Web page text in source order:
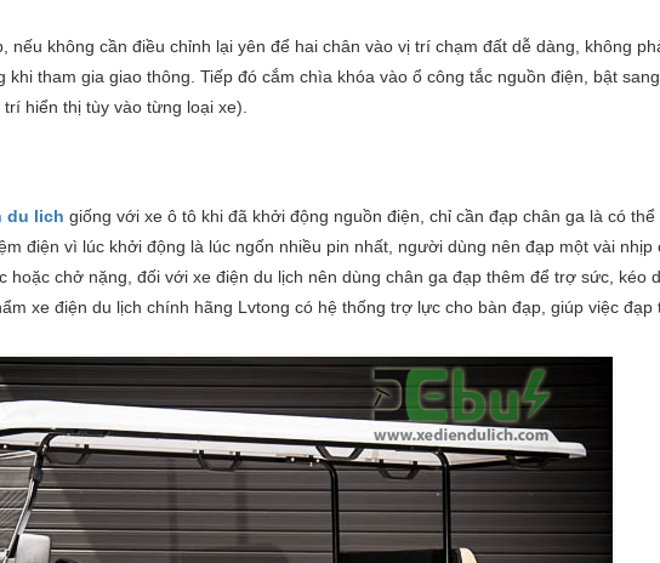
nếu không cần điều chỉnh lại yên để hai chân vào vị trí chạm đất dễ dàng, không
tham gia giao thông. Tiếp đó cắm chìa khóa vào ổ công tắc nguồn điện, bật
hiển thị tùy vào từng loại xe).
du lich giống với xe ô tô khi đã khởi động nguồn điện, chỉ cần đạp chân ga là có thể
điện vì lúc khởi động là lúc ngốn nhiều pin nhất, người dùng nên đạp một vài nhịp
hoặc chở nặng, đối với xe điện du lịch nên dùng chân ga đạp thêm để trợ sức, kéo
xe điện du lịch chính hãng Lvtong có hệ thống trợ lực cho bàn đạp, giúp việc đạp